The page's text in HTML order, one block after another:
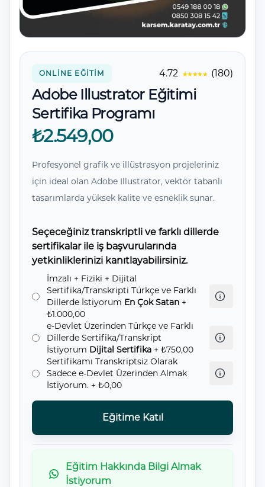
Yorumlar
ONLINE EĞITIM 4.72 (180)
Adobe Illustrator Eğitimi
Sertifika Programı
₺2.549,00
Profesyonel grafik ve illüstrasyon projeleriniz
için ideal olan Adobe Illustrator, vektör tabanlı
tasarımlarda yüksek kalite ve esneklik sunar.
Seçeceğiniz transkriptli ve farklı dillerde
sertifikalar ile iş başvurularında
yetkinliklerinizi kanıtlayabilirsiniz.
İmzalı + Fiziki + Dijital
Sertifika/Transkripti Türkçe ve Farklı
Dillerde İstiyorum En Çok Satan +
₺1.000,00
e-Devlet Üzerinden Türkçe ve Farklı
Dillerde Sertifika/Transkript
İstiyorum Dijital Sertifika + ₺750,00
Sertifikamı Transkriptsiz Olarak
Sadece e-Devlet Üzerinden Almak
İstiyorum. + ₺0,00
Eğitime Katıl
Eğitim Hakkında Bilgi Almak
İstiyorum